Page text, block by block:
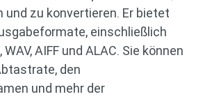
und zu konvertieren. Er bietet
einschließlich
WAV, AIFF und ALAC. Sie können
den
und mehr der